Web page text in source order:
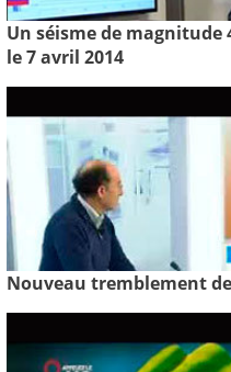
Un séisme de magnitude
le 7 avril 2014
Nouveau tremblement